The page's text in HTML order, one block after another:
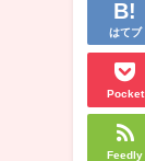
はてブ
Pocket
Feedly